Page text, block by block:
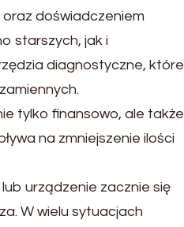
doświadczeniem
starszych, jak i
diagnostyczne, które
tylko finansowo, ale także
na zmniejszenie ilości
urządzenie zacznie się
W wielu sytuacjach